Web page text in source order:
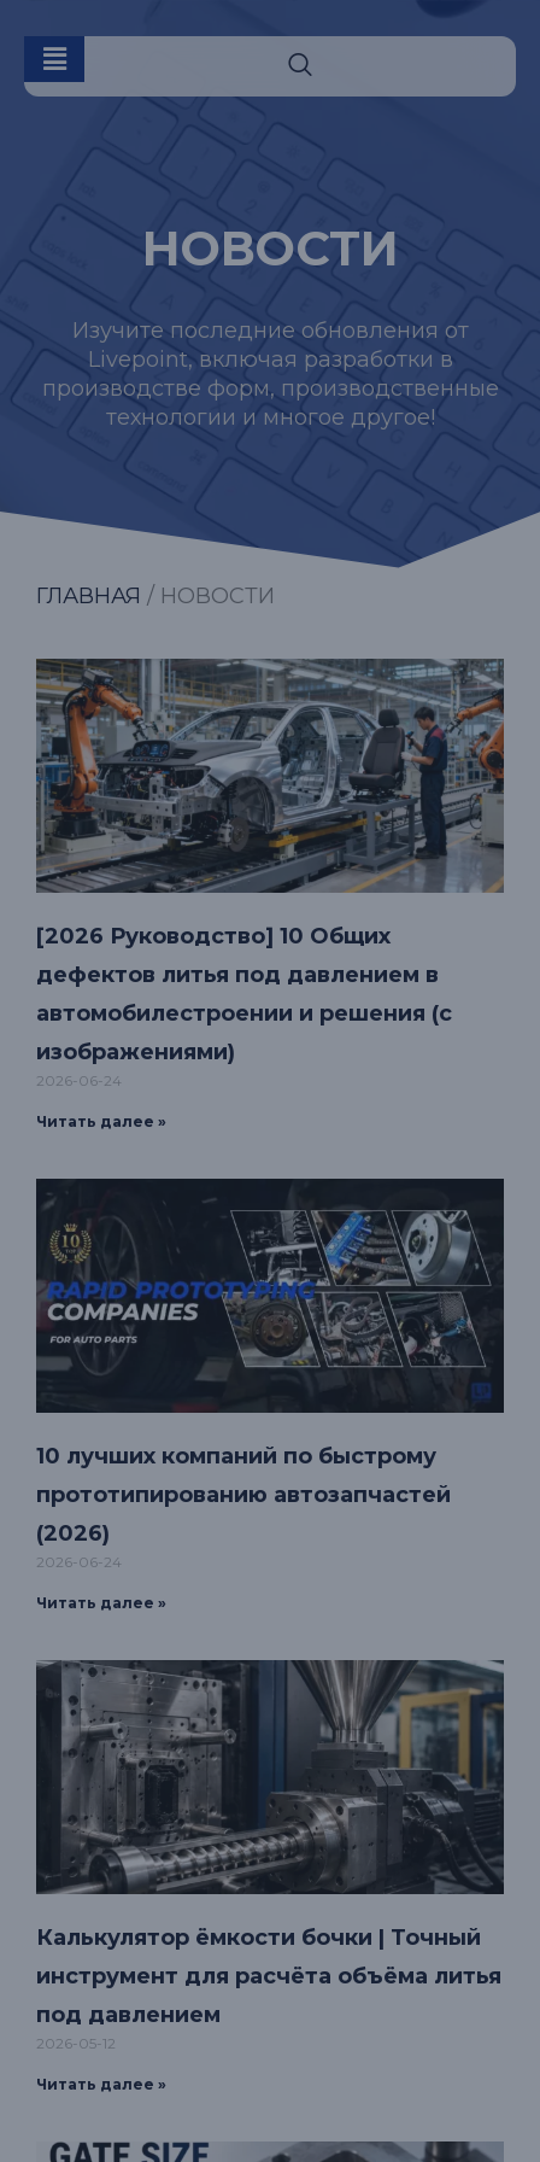
НОВОСТИ
Изучите последние обновления от
Livepoint, включая разработки в
производстве форм, производственные
технологии и многое другое!
ГЛАВНАЯ / НОВОСТИ
[2026 Руководство] 10 Общих
дефектов литья под давлением в
автомобилестроении и решения (с
изображениями)
2026-06-24
Читать далее »
10 лучших компаний по быстрому
прототипированию автозапчастей
(2026)
2026-06-24
Читать далее »
Калькулятор ёмкости бочки | Точный
инструмент для расчёта объёма литья
под давлением
2026-05-12
Читать далее »